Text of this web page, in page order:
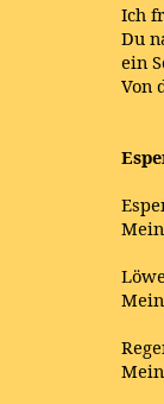
Ich
Du
ein
Von